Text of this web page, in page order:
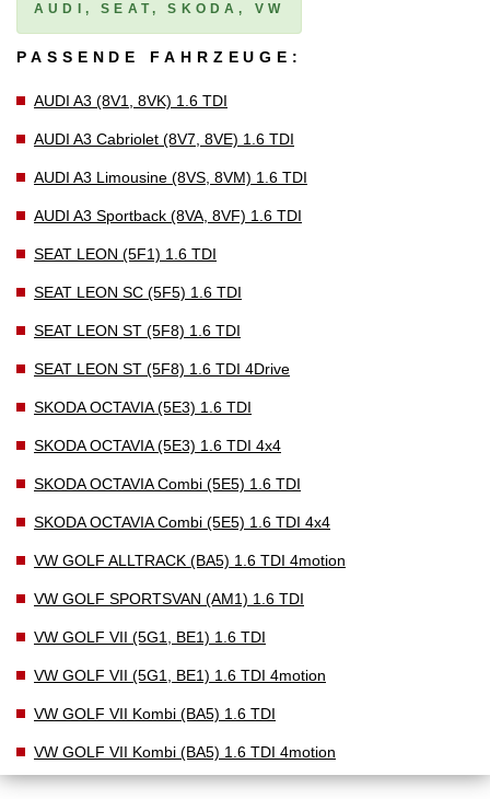
AUDI, SEAT, SKODA, VW
PASSENDE FAHRZEUGE:
AUDI A3 (8V1, 8VK) 1.6 TDI
AUDI A3 Cabriolet (8V7, 8VE) 1.6 TDI
AUDI A3 Limousine (8VS, 8VM) 1.6 TDI
AUDI A3 Sportback (8VA, 8VF) 1.6 TDI
SEAT LEON (5F1) 1.6 TDI
SEAT LEON SC (5F5) 1.6 TDI
SEAT LEON ST (5F8) 1.6 TDI
SEAT LEON ST (5F8) 1.6 TDI 4Drive
SKODA OCTAVIA (5E3) 1.6 TDI
SKODA OCTAVIA (5E3) 1.6 TDI 4x4
SKODA OCTAVIA Combi (5E5) 1.6 TDI
SKODA OCTAVIA Combi (5E5) 1.6 TDI 4x4
VW GOLF ALLTRACK (BA5) 1.6 TDI 4motion
VW GOLF SPORTSVAN (AM1) 1.6 TDI
VW GOLF VII (5G1, BE1) 1.6 TDI
VW GOLF VII (5G1, BE1) 1.6 TDI 4motion
VW GOLF VII Kombi (BA5) 1.6 TDI
VW GOLF VII Kombi (BA5) 1.6 TDI 4motion